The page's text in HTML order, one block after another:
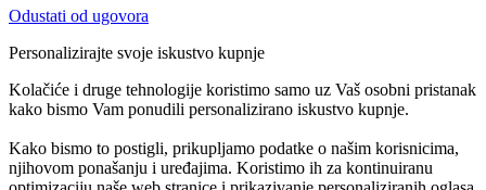
Odustati od ugovora
Personalizirajte svoje iskustvo kupnje
Kolačiće i druge tehnologije koristimo samo uz Vaš osobni pristanak
kako bismo Vam ponudili personalizirano iskustvo kupnje.
Kako bismo to postigli, prikupljamo podatke o našim korisnicima,
njihovom ponašanju i uređajima. Koristimo ih za kontinuiranu